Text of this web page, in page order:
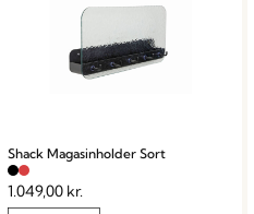
Shack Magasinholder Sort
1.049,00 kr.